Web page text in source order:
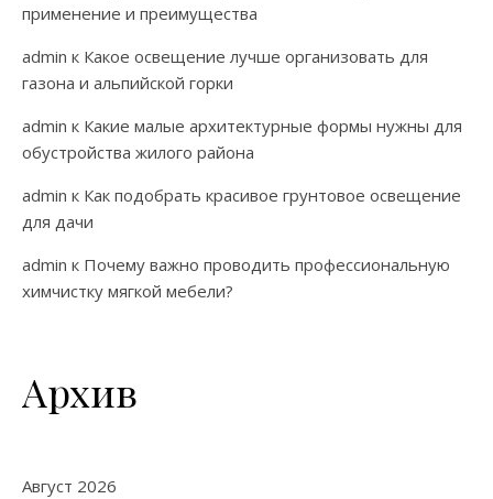
применение и преимущества
admin к Какое освещение лучше организовать для
газона и альпийской горки
admin к Какие малые архитектурные формы нужны для
обустройства жилого района
admin к Как подобрать красивое грунтовое освещение
для дачи
admin к Почему важно проводить профессиональную
химчистку мягкой мебели?
Архив
Август 2026